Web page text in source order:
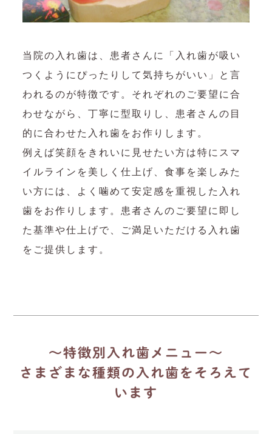
当院の入れ歯は、患者さんに「入れ歯が吸い
つくようにぴったりして気持ちがいい」と言
われるのが特徴です。それぞれのご要望に合
わせながら、丁寧に型取りし、患者さんの目
的に合わせた入れ歯をお作りします。
例えば笑顔をきれいに見せたい方は特にスマ
イルラインを美しく仕上げ、食事を楽しみた
い方には、よく噛めて安定感を重視した入れ
歯をお作りします。患者さんのご要望に即し
た基準や仕上げで、ご満足いただける入れ歯
をご提供します。
～特徴別入れ歯メニュー～
さまざまな種類の入れ歯をそろえて
います